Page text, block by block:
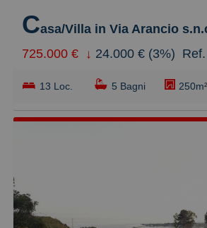
più grandi
Casa/Villa in Via Arancio
725.000 € ↓ 24.000 € (3%)
13 Loc. 5 Bagni 250m²